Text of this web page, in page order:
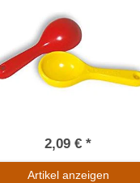
2,09 € *
Artikel anzeigen